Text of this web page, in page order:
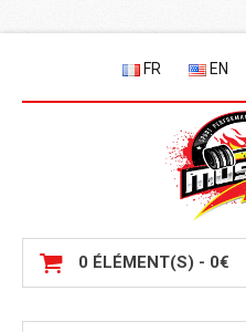
FR EN
0 ÉLÉMENT(S) - 0€